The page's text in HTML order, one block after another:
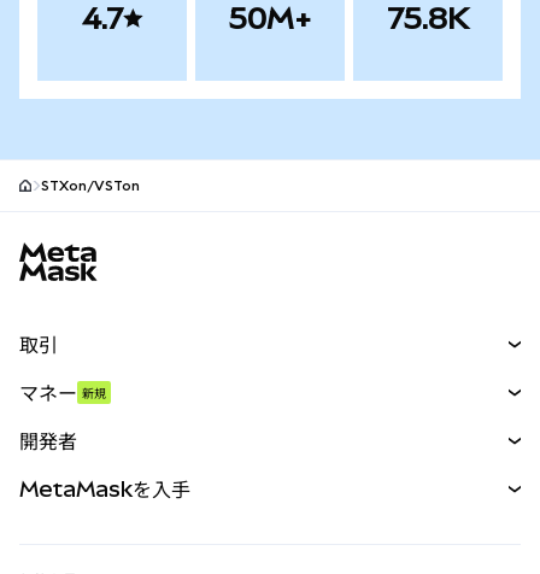
4.7 50M+ 75.8K
STXon/VSTon
取引
パーペチュアル
RWA
マネー 新規
開発者
MetaMaskを入手